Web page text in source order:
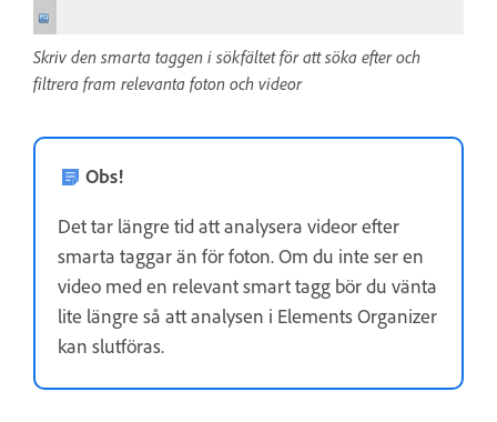
Skriv den smarta taggen i sökfältet för att söka efter och
filtrera fram relevanta foton och videor
Obs!
Det tar längre tid att analysera videor efter
smarta taggar än för foton. Om du inte ser en
video med en relevant smart tagg bör du vänta
lite längre så att analysen i Elements Organizer
kan slutföras.